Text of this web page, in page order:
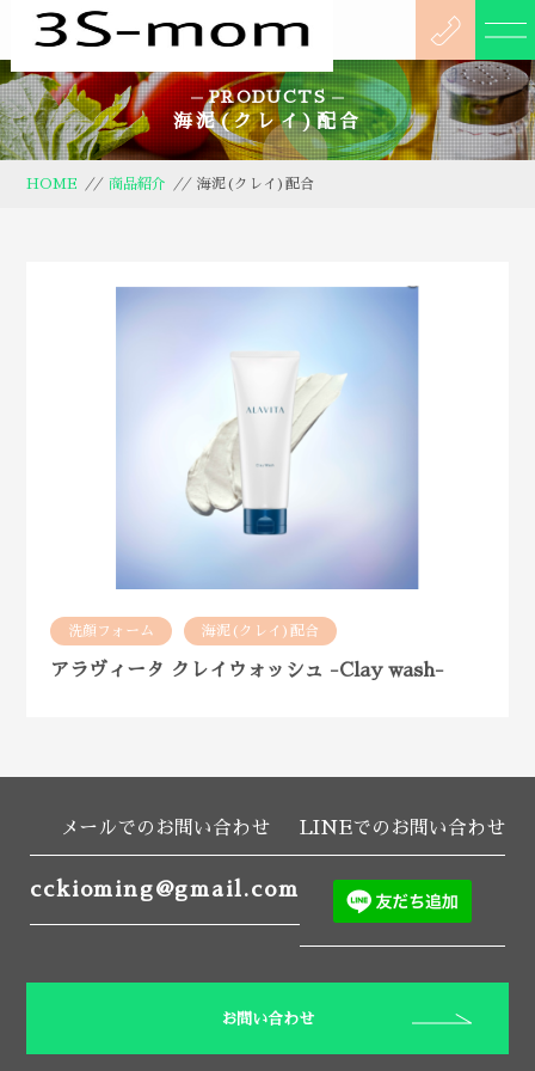
PRODUCTS
海泥(クレイ)配合
HOME // 商品紹介 // 海泥(クレイ)配合
洗顔フォーム 海泥(クレイ)配合
アラヴィータ クレイウォッシュ -Clay wash-
メールでのお問い合わせ
cckioming@gmail.com
LINEでのお問い合わせ
お問い合わせ